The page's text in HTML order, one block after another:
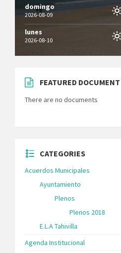
domingo
2026-08-09
lunes
2026-08-10
FEATURED DOCUMENT
There are no documents
CATEGORIES
Acuerdos Municipales
Ayuntamiento
Plenos
Plenos 2018
E.L.A Tahivilla
Agenda Institucional